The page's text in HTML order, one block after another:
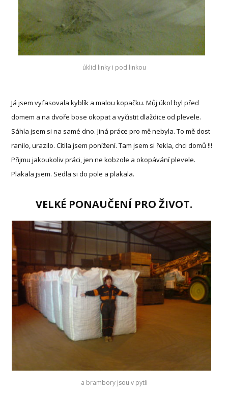
úklid linky i pod linkou
Já jsem vyfasovala kyblík a malou kopačku. Můj úkol byl před
domem a na dvoře bose okopat a vyčistit dlaždice od plevele.
Sáhla jsem si na samé dno. Jiná práce pro mě nebyla. To mě dost
ranilo, urazilo. Cítila jsem ponížení. Tam jsem si řekla, chci domů !!!
Přijmu jakoukoliv práci, jen ne kobzole a okopávání plevele.
Plakala jsem. Sedla si do pole a plakala.
VELKÉ PONAUČENÍ PRO ŽIVOT.
a brambory jsou v pytli